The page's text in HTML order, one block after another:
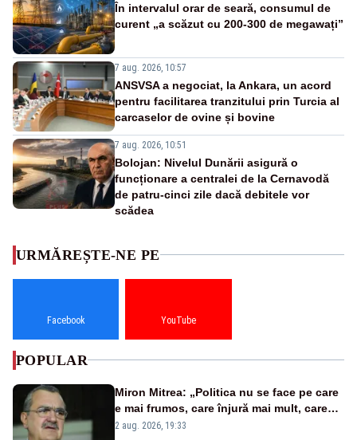
În intervalul orar de seară, consumul de
curent „a scăzut cu 200-300 de megawați”
7 aug. 2026, 10:57
ANSVSA a negociat, la Ankara, un acord
pentru facilitarea tranzitului prin Turcia al
carcaselor de ovine și bovine
7 aug. 2026, 10:51
Bolojan: Nivelul Dunării asigură o
funcționare a centralei de la Cernavodă
de patru-cinci zile dacă debitele vor
scădea
URMĂREȘTE-NE PE
Facebook YouTube
POPULAR
Miron Mitrea: „Politica nu se face pe care
e mai frumos, care înjură mai mult, care
țipă mai tare, ci pe proiecte”
2 aug. 2026, 19:33